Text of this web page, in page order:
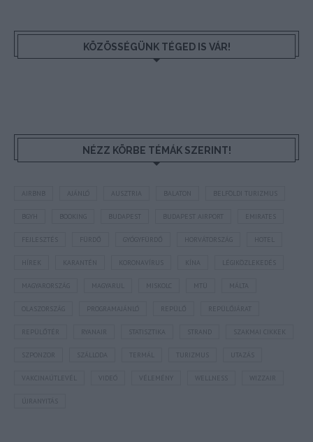
KÖZÖSSÉGÜNK TÉGED IS VÁR!
NÉZZ KÖRBE TÉMÁK SZERINT!
AUSZTRIA BALATON BELFÖLDI TURIZMUS
BUDAPEST BUDAPEST AIRPORT EMIRATES
FEJLESZTÉS HORVÁTORSZÁG HOTEL
KARANTÉN LÉGIKÖZLEKEDÉS
MAGYARORSZÁG MTÜ MÁLTA
OLASZORSZÁG REPÜLŐJÁRAT
REPÜLŐTÉR STATISZTIKA STRAND SZAKMAI CIKKEK
SZPONZOR SZÁLLODA TERMÁL TURIZMUS UTAZÁS
VAKCINAÚTLEVÉL WIZZAIR
ÚJRANYITÁS